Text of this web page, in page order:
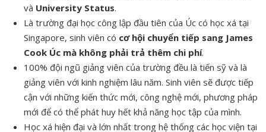
và University Status.
Là trường đại học công lập đầu tiên của Úc có học xá tại
Singapore, sinh viên có cơ hội chuyển tiếp sang James
Cook Úc mà không phải trả thêm chi phí.
100% đội ngũ giảng viên của trường đều là tiến sỹ và là
giảng viên với kinh nghiệm lâu năm. Sinh viên sẽ được tiếp
cận với những kiến thức mới, công nghệ mới, phương pháp
mới để có thể phát huy hết khả năng học tập của mình.
Học xá hiện đại và lớn nhất trong hệ thống các học viện tại